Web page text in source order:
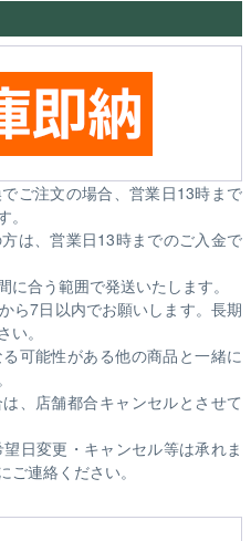
ご注文の場合、営業日13時まで
は、営業日13時までのご入金で
合う範囲で発送いたします。
ら7日以内でお願いします。長期
。
可能性がある他の商品と一緒に
、店舗都合キャンセルとさせて
日変更・キャンセル等は承れま
連絡ください。